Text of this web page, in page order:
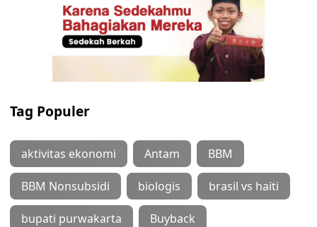
Tag Populer
aktivitas ekonomi Antam BBM
BBM Nonsubsidi biologis brasil vs haiti
bupati purwakarta Buyback